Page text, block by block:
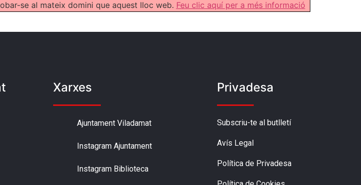
se al mateix domini que aquest lloc web. Feu clic aquí per a més informació
Xarxes
Ajuntament Viladamat
Instagram Ajuntament
Instagram Biblioteca
Privadesa
Subscriu-te al butlletí
Avís Legal
Política de Privadesa